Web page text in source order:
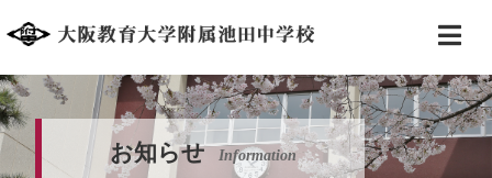
お知らせ Information